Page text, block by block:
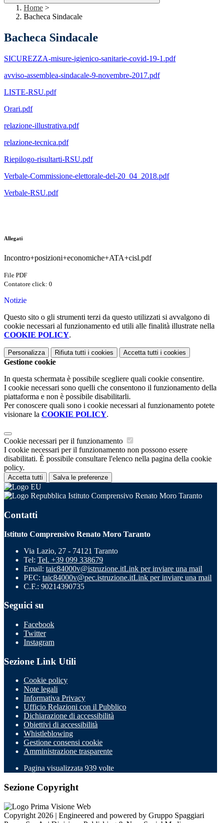
Home >
Bacheca Sindacale
Bacheca Sindacale
SICUREZZA-misure-igienico-sanitarie-covid-19-1.pdf
avviso-assemblea-sindacale-9-novembre-2017.pdf
LISTE-RSU.pdf
Orari.pdf
relazione-illustrativa.pdf
relazione-tecnica.pdf
Riepilogo-risultarti-RSU.pdf
Verbale-Commissione-elettorale-del-20_04_2018.pdf
Verbale-RSU.pdf
Allegati
Incontro+posizioni+economiche+ATA+cisl.pdf
File PDF
Contatore click: 0
Notizie
Questo sito o gli strumenti terzi da questo utilizzati si avvalgono di
cookie necessari al funzionamento ed utili alle finalità illustrate nella
COOKIE POLICY.
Personalizza Rifiuta tutti i cookies Accetta tutti i cookies
Gestione cookie
In questa schermata è possibile scegliere quali cookie consentire.
I cookie necessari sono quelli che consentono il funzionamento della
piattaforma e non è possibile disabilitarli.
Per conoscere quali sono i cookie necessari al funzionamento potete
visionare la COOKIE POLICY.
Cookie necessari per il funzionamento
I cookie necessari per il funzionamento non possono essere
disabilitati. È possibile consultare l'elenco nella pagina della cookie
policy.
Accetta tutti Salva le preferenze
Istituto Comprensivo Renato Moro Taranto
Contatti
Istituto Comprensivo Renato Moro Taranto
Via Lazio, 27 - 74121 Taranto
Tel: Tel. +39 099 338679
Email: taic84000v@istruzione.itLink per inviare una mail
PEC: taic84000v@pec.istruzione.itLink per inviare una mail
C.F.: 90214390735
Seguici su
Facebook
Twitter
Instagram
Sezione Link Utili
Cookie policy
Note legali
Informativa Privacy
Ufficio Relazioni con il Pubblico
Dichiarazione di accessibilità
Obiettivi di accessibilità
Whistleblowing
Gestione consensi cookie
Amministrazione trasparente
Pagina visualizzata 939 volte
Sezione Copyright
Copyright 2026 | Engineered and powered by Gruppo Spaggiari